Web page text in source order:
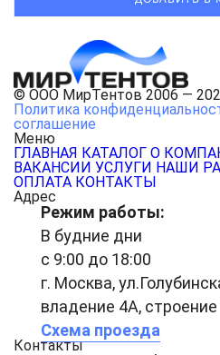
© ООО МирТентов 2006 —
Политика
соглашение
Меню
ГЛАВНАЯ КАТАЛОГ О
ВАКАНСИИ УСЛУГИ НАШИ
ОПЛАТА КОНТАКТЫ
Адрес
Режим работы:
В будние дни
с 9:00 до 18:00
г. Москва,
владение 4А, строение
Схема проезда
Контакты